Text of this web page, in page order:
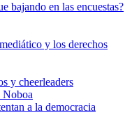
bajando en las encuestas?
y los derechos
y cheerleaders
Noboa
a la democracia